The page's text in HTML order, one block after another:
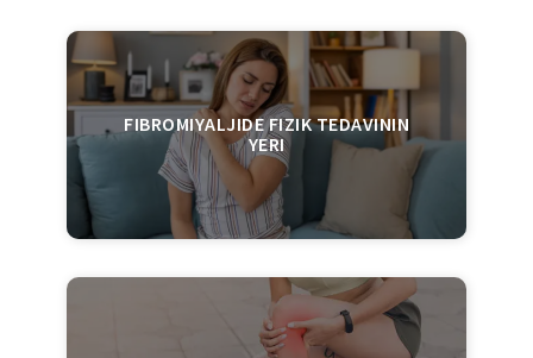
FIBROMIYALJIDE FIZIK TEDAVININ
YERI